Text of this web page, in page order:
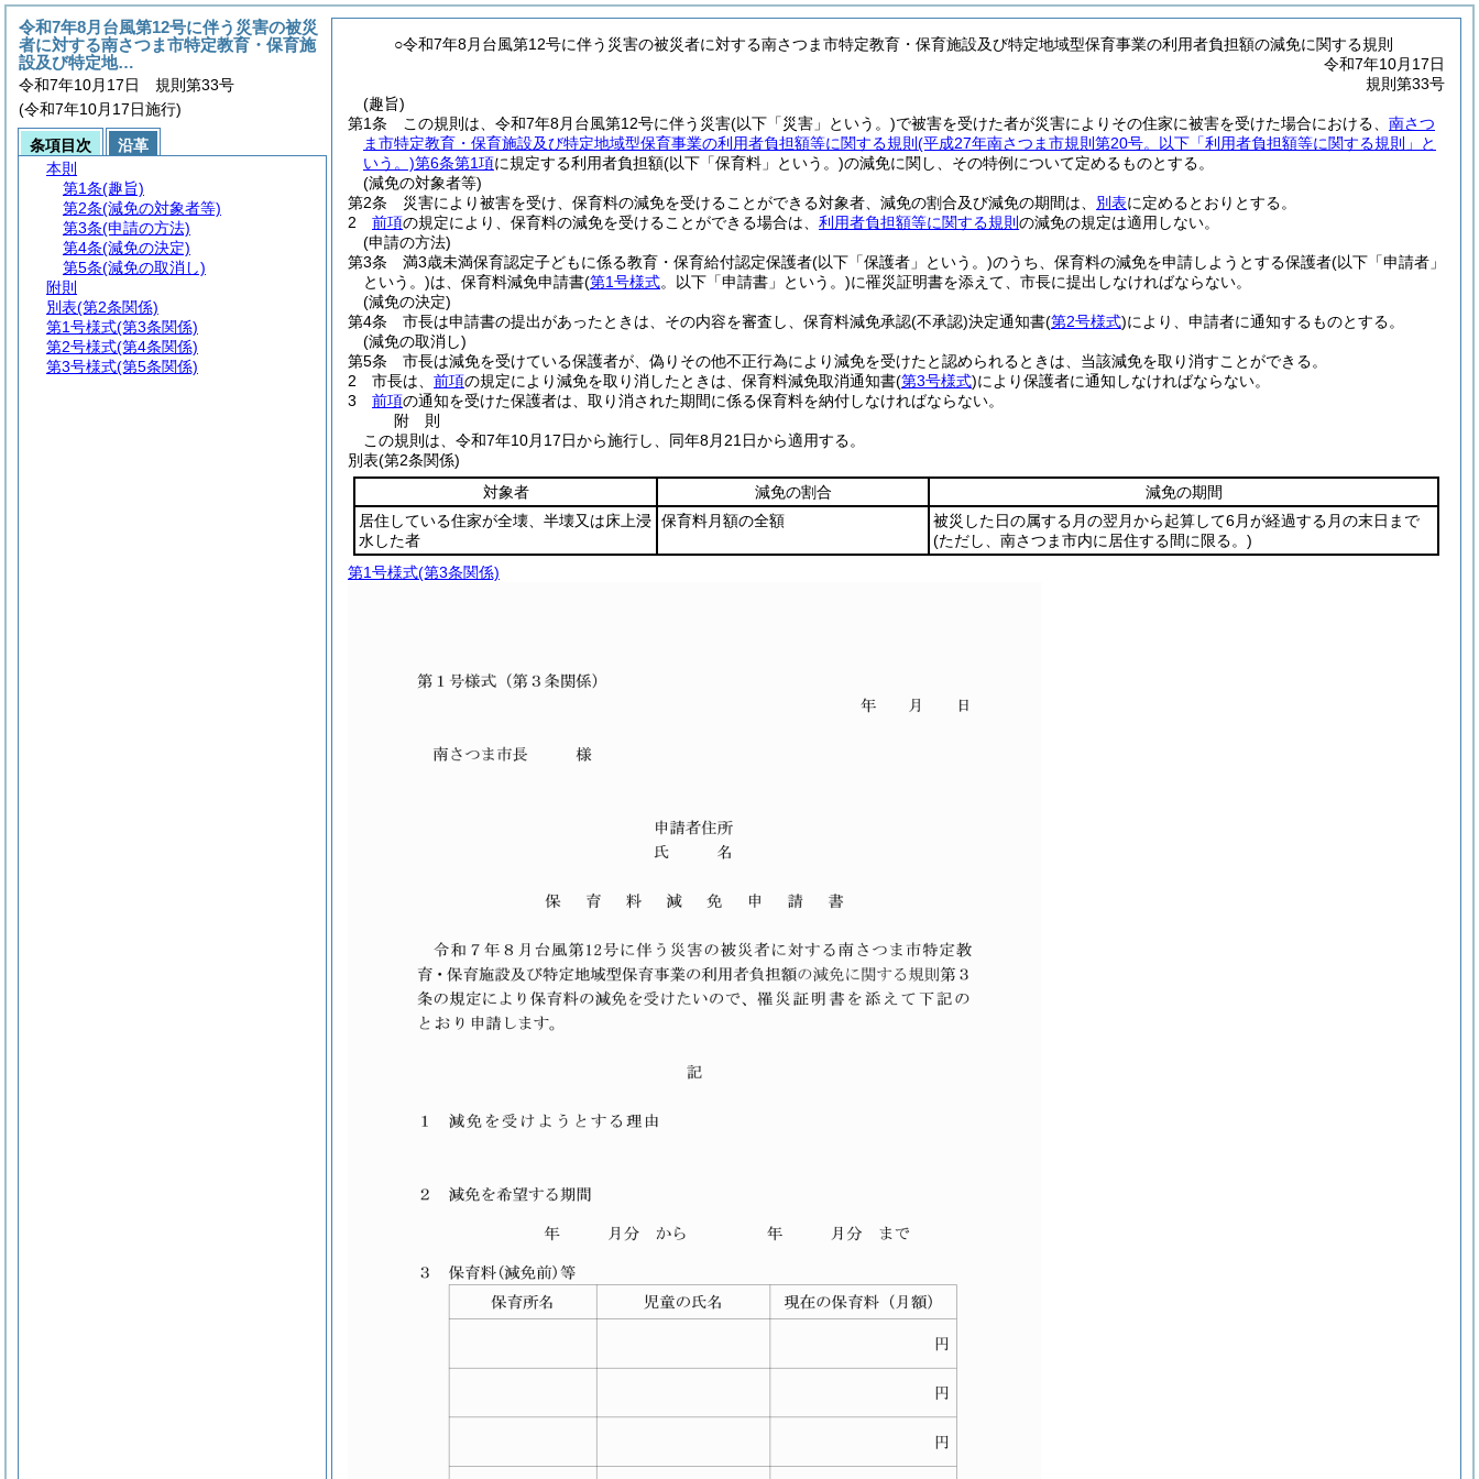
○令和7年8月台風第12号に伴う災害の被災者に対する南さつま市特定教育・保育施設及び特定地域型保育事業の利用者負担額の減免に関する規則
令和7年10月17日
規則第33号
(趣旨)
第1条
この規則は、令和7年8月台風第12号に伴う災害(以下「災害」という。)で被害を受けた者が災害によりその住家に被害を受けた場合における、 南さつ
ま市特定教育・保育施設及び特定地域型保育事業の利用者負担額等に関する規則 (平成27年南さつま市規則第20号。以下「利用者負担額等に関する規則」と
いう。)第6条第1項に規定する利用者負担額(以下「保育料」という。)の減免に関し、その特例について定めるものとする。
(減免の対象者等)
第2条
災害により被害を受け、保育料の減免を受けることができる対象者、減免の割合及び減免の期間は、 別表に定めるとおりとする。
2
前項の規定により、保育料の減免を受けることができる場合は、 利用者負担額等に関する規則 の減免の規定は適用しない。
(申請の方法)
第3条
満3歳未満保育認定子どもに係る教育・保育給付認定保護者(以下「保護者」という。)のうち、保育料の減免を申請しようとする保護者(以下「申請者」
という。)は、保育料減免申請書(第1号様式。以下「申請書」という。)に罹災証明書を添えて、市長に提出しなければならない。
(減免の決定)
第4条
市長は申請書の提出があったときは、その内容を審査し、保育料減免承認(不承認)決定通知書(第2号様式)により、申請者に通知するものとする。
(減免の取消し)
第5条
市長は減免を受けている保護者が、偽りその他不正行為により減免を受けたと認められるときは、当該減免を取り消すことができる。
2
市長は、 前項の規定により減免を取り消したときは、保育料減免取消通知書(第3号様式)により保護者に通知しなければならない。
3
前項の通知を受けた保護者は、取り消された期間に係る保育料を納付しなければならない。
附 則
この規則は、令和7年10月17日から施行し、同年8月21日から適用する。
別表(第2条関係)
対象者
減免の割合
減免の期間
居住している住家が全壊、半壊又は床上浸
水した者
保育料月額の全額
被災した日の属する月の翌月から起算して6月が経過する月の末日まで
(ただし、南さつま市内に居住する間に限る。)
第1号様式(第3条関係)
令和7年8月台風第12号に伴う災害の被災
者に対する南さつま市特定教育・保育施
設及び特定地…
令和7年10月17日 規則第33号
(令和7年10月17日施行)
条項目次
沿革
本則
第1条(趣旨)
第2条(減免の対象者等)
第3条(申請の方法)
第4条(減免の決定)
第5条(減免の取消し)
附則
別表(第2条関係)
第1号様式(第3条関係)
第2号様式(第4条関係)
第3号様式(第5条関係)